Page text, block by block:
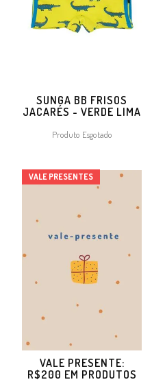
SUNGA BB FRISOS
JACARÉS - VERDE LIMA
Produto Esgotado
VALE PRESENTE:
R$200 EM PRODUTOS
VALE PRESENTES